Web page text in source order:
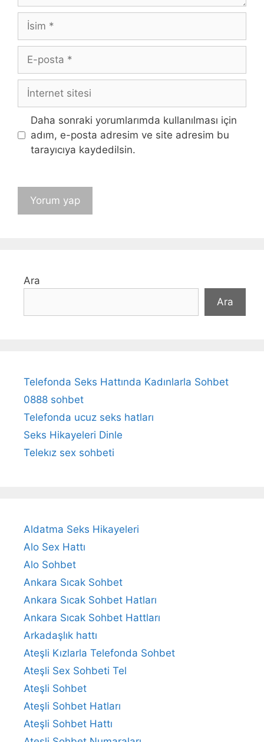
İsim
posta
İnternet
sitesi
Daha sonraki yorumlarımda kullanılması için
adım, e-posta adresim ve site adresim bu
tarayıcıya kaydedilsin.
Ara
Ara
Telefonda Seks Hattında Kadınlarla Sohbet
0888 sohbet
Telefonda ucuz seks hatları
Seks Hikayeleri Dinle
Telekız sex sohbeti
Aldatma Seks Hikayeleri
Alo Sex Hattı
Alo Sohbet
Ankara Sıcak Sohbet
Ankara Sıcak Sohbet Hatları
Ankara Sıcak Sohbet Hattları
Arkadaşlık hattı
Ateşli Kızlarla Telefonda Sohbet
Ateşli Sex Sohbeti Tel
Ateşli Sohbet
Ateşli Sohbet Hatları
Ateşli Sohbet Hattı